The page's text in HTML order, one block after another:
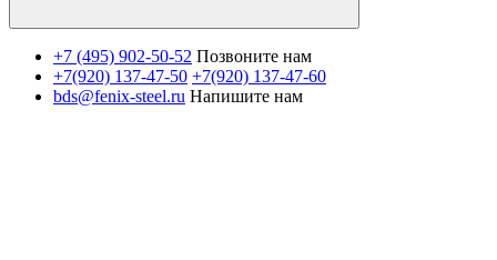
+7 (495) 902-50-52 Позвоните нам
+7(920) 137-47-50 +7(920) 137-47-60
bds@fenix-steel.ru Напишите нам